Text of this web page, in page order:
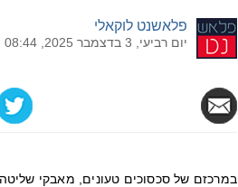
פלאשנט לוקאלי
יום רביעי, 3 בדצמבר 2025, 08:44
במרכזם של סכסוכים טעונים, מאבקי שליטה